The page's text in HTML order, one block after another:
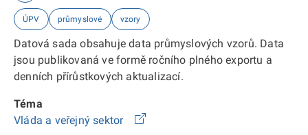
ÚPV průmyslové vzory
Datová sada obsahuje data průmyslových vzorů. Data
jsou publikovaná ve formě ročního plného exportu a
denních přírůstkových aktualizací.
Téma
Vláda a veřejný sektor